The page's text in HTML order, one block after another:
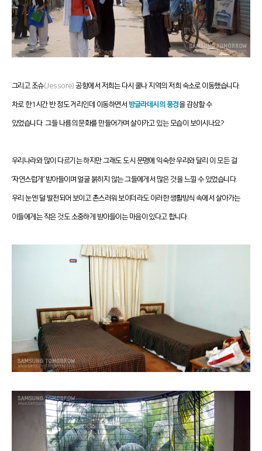
그리고 조슈(Jessore)공항에서 저희는 다시 쿨나 지역의 저희 숙소로 이동했습니다.
차로 한 1시간 반 정도 거리인데 이동하면서 방글라데시의 풍경을 감상할 수
있었습니다.그들 나름의 문화를 만들어가며 살아가고 있는 모습이 보이시나요?
우리나라와 많이 다르기는 하지만 그래도 도시 문명에 익숙한 우리와 달리 이 모든 걸
‘자연스럽게’ 받아들이며 얼굴 붉히지 않는 그들에게서 많은 것을 느낄 수 있었습니다.
우리 눈엔 덜 발전되어 보이고 촌스러워 보이더라도 이러한 생활방식 속에서 살아가는
이들에게는 작은 것도 소중하게 받아들이는 마음이 있다고 합니다.